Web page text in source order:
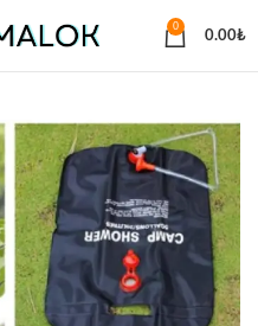
0
0.00₺